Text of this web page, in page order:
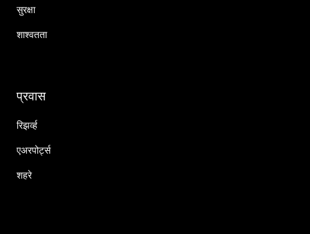
सुरक्षा
शाश्वतता
प्रवास
रिझर्व्ह
एअरपोर्ट्स
शहरे